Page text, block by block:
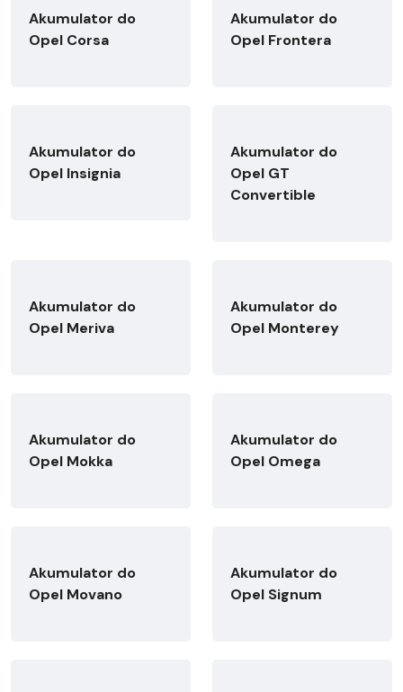
Akumulator do
Opel Corsa
Akumulator do
Opel Frontera
Akumulator do
Opel Insignia
Akumulator do
Opel GT
Convertible
Akumulator do
Opel Meriva
Akumulator do
Opel Monterey
Akumulator do
Opel Mokka
Akumulator do
Opel Omega
Akumulator do
Opel Movano
Akumulator do
Opel Signum